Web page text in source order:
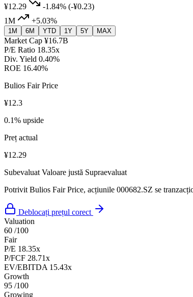
¥12.29 -1.84% (-¥0.23)
1M
+5.03%
1M 6M YTD 1Y 5Y MAX
Market Cap ¥16.7B
P/E Ratio 18.35x
Div. Yield 0.40%
ROE 16.40%
Bulios Fair Price
¥12.3
0.1% upside
Preț actual
¥12.29
Subevaluat Valoare justă Supraevaluat
Potrivit Bulios Fair Price, acțiunile 000682.SZ se
Deblocați prețul corect
Valuation
60 /100
Fair
P/E 18.35x
P/FCF 28.71x
EV/EBITDA 15.43x
Growth
95 /100
Growing